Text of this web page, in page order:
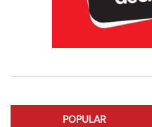
POPULAR